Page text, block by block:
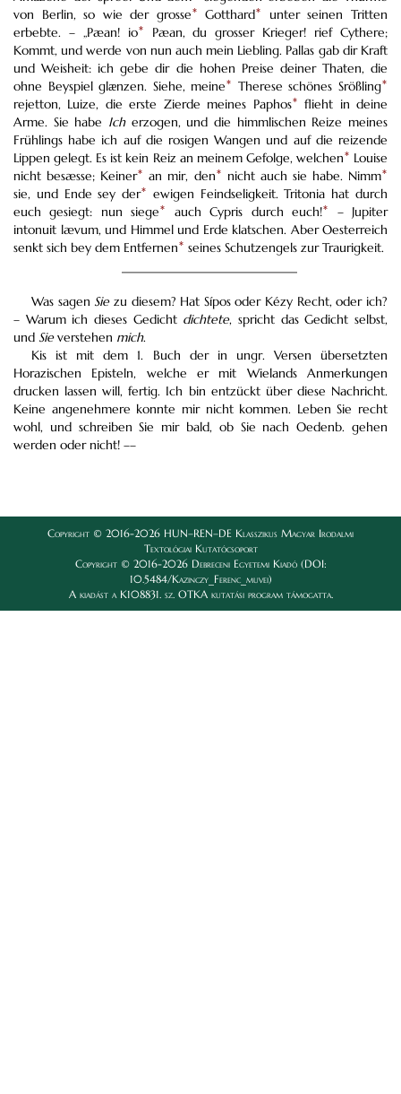
von Berlin, so wie der grosse* Gotthard*
unter seinen Tritten
erbebte. – „Pæan! io*
Pæan, du grosser Krieger! rief Cythere;
Kommt, und werde von nun auch mein Liebling. Pallas gab dir Kraft
und Weisheit: ich gebe dir die hohen Preise deiner Thaten, die
ohne Beyspiel glӕnzen. Siehe, meine * Therese schönes Srößling*
rejetton, Luize, die erste Zierde meines Paphos*
flieht in deine
Arme. Sie habe Icherzogen, und die himmlischen Reize meines
Frühlings habe ich auf die rosigen Wangen und auf die reizende
Lippen gelegt. Es ist kein Reiz an meinem Gefolge, welchen* Louise
nicht besæsse; Keiner* an mir, den* nicht auch sie habe. Nimm*
sie, und Ende sey der*
ewigen Feindseligkeit. Tritonia hat durch
euch gesiegt: nun siege * auch Cypris durch euch!*
– Jupiter
intonuit lævum, und Himmel und Erde klatschen. Aber Oesterreich
senkt sich bey dem Entfernen* seines Schutzengels zur Traurigkeit.
Was sagen Siezu diesem? Hat Sípos oder Kézy Recht, oder ich?
– Warum ich dieses Gedicht dichtete, spricht das Gedicht selbst,
und Sieverstehen mich.
Kis ist mit dem 1. Buch der in ungr. Versen übersetzten
Horazischen Episteln, welche er mit Wielands Anmerkungen
drucken lassen will, fertig. Ich bin entzückt über diese Nachricht.
Keine angenehmere konnte mir nicht kommen. Leben Sie recht
wohl, und schreiben Sie mir bald, ob Sie nach Oedenb. gehen
werden oder nicht! ––
Copyright © 2016-2026 HUN–REN–DE Klasszikus Magyar Irodalmi
Textológiai Kutatócsoport
Copyright © 2016-2026 Debreceni Egyetemi Kiadó (DOI:
10.5484/Kazinczy_Ferenc_muvei)
A kiadást a K108831. sz. OTKA kutatási program támogatta.